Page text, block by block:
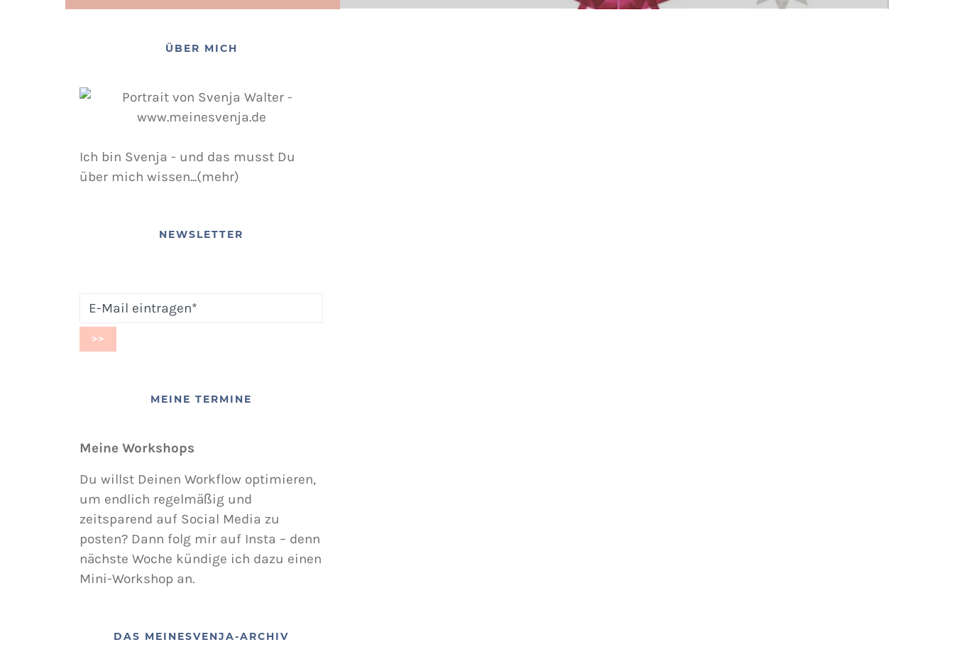
ÜBER MICH
Ich bin Svenja - und das musst Du
über mich wissen...(mehr)
NEWSLETTER
MEINE TERMINE
Meine Workshops
Du willst Deinen Workflow optimieren,
um endlich regelmäßig und
zeitsparend auf Social Media zu
posten? Dann folg mir auf Insta – denn
nächste Woche kündige ich dazu einen
Mini-Workshop an.
DAS MEINESVENJA-ARCHIV